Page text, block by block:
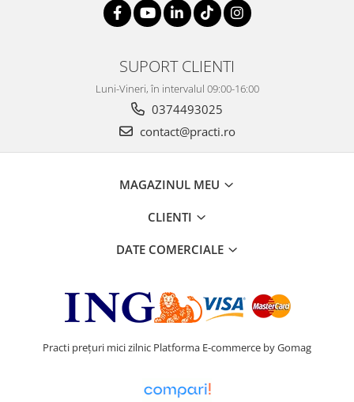
SUPORT CLIENTI
Luni-Vineri, în intervalul 09:00-16:00
0374493025
contact@practi.ro
MAGAZINUL MEU
CLIENTI
DATE COMERCIALE
Practi prețuri mici zilnic Platforma E-commerce by Gomag